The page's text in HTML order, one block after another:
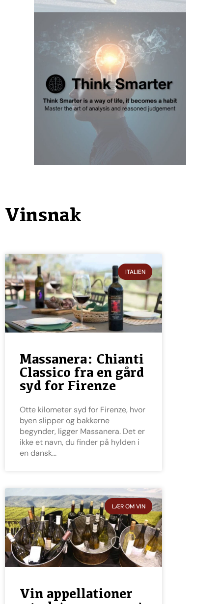
Vinsnak
ITALIEN
Massanera: Chianti
Classico fra en gård
syd for Firenze
Otte kilometer syd for Firenze, hvor
byen slipper og bakkerne
begynder, ligger Massanera. Det er
ikke et navn, du finder på hylden i
en dansk
LÆR OM VIN
Vin appellationer